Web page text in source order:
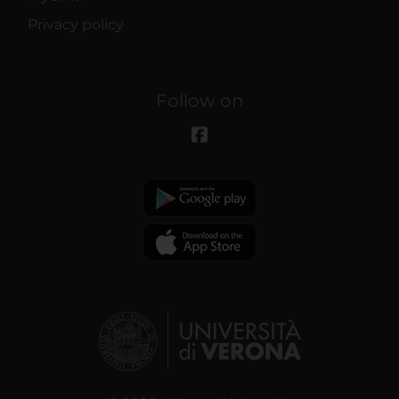
Privacy policy
Follow on